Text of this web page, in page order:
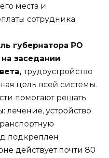
места и
сотрудника.
губернатора РО
заседании
трудоустройство
цель всей системы.
помогают решать
лечение, устройство
подкреплен
действует почти 80